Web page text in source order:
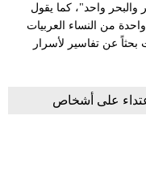
والبحر واحد"، كما يقول
من النساء العربيات
بحثاً عن تفاسير لأسرار
على أشخاص